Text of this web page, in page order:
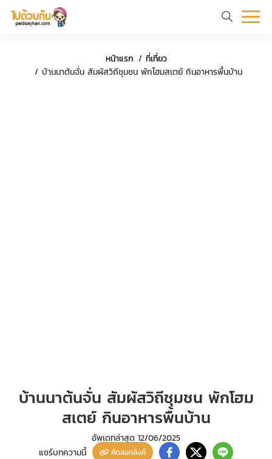
แรกท่อง เที่ยว
หน้าแรก
ที่เที่ยว
บ้านนาต้นจั่น สัมผัสวิถีชุมชน พักโฮมสเตย์ กินอาหารพื้นบ้าน
บ้านนาต้นจั่น สัมผัสวิถีชุมชน พักโฮม
สเตย์ กินอาหารพื้นบ้าน
อัพเดทล่าสุด 12/06/2025
แชร์บทความนี้
คัดลอกลิงค์